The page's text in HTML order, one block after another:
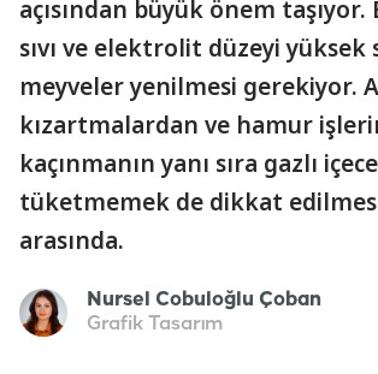
açısından büyük önem
sıvı ve elektrolit düzeyi yüksek
meyveler yenilmesi gerekiyor.
kızartmalardan ve hamur
kaçınmanın yanı sıra gazlı
tüketmemek de dikkat
arasında.
Nursel Cobuloğlu Çoban
Grafik Tasarım